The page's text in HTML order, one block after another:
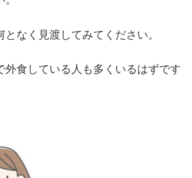
なく見渡してみてください。
外食している人も多くいるはずです